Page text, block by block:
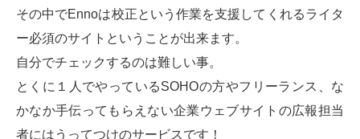
その中でEnnoは校正という作業を支援してくれるライタ
ー必須のサイトということが出来ます。
自分でチェックするのは難しい事。
とくに１人でやっているSOHOの方やフリーランス、な
かなか手伝ってもらえない企業ウェブサイトの広報担当
者にはうってつけのサービスです！